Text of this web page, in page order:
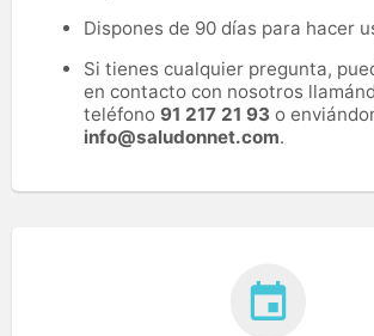
Dispones de 90 días para hacer
Si tienes cualquier pregunta,
en contacto con nosotros
teléfono 91 217 21 93 o
info@saludonnet.com.